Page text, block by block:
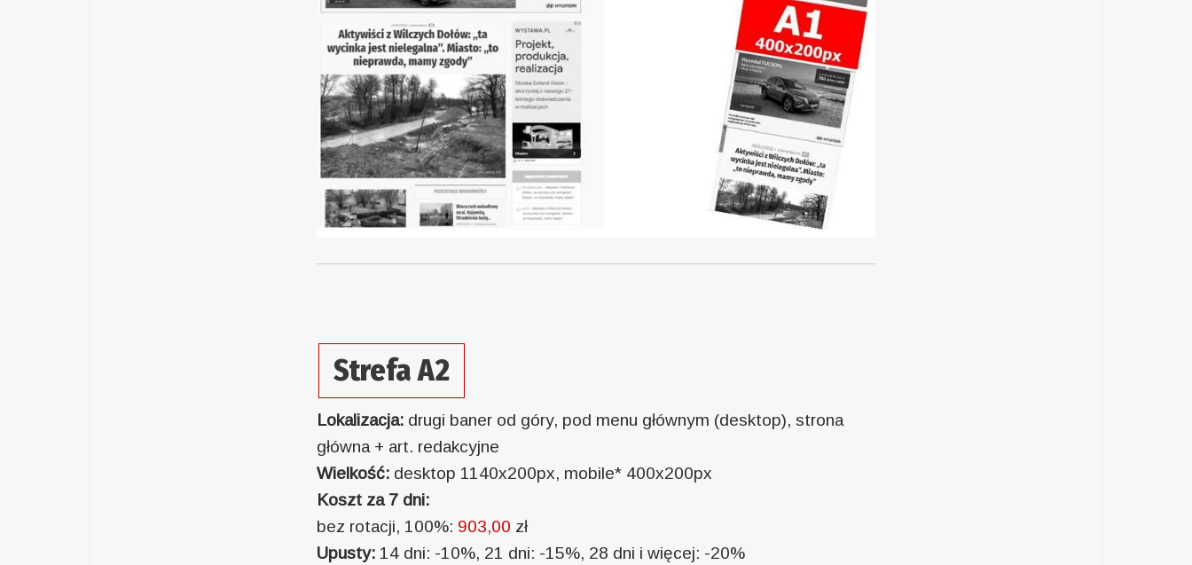
Strefa A2
Lokalizacja: drugi baner od góry, pod menu głównym (desktop), strona
główna + art. redakcyjne
Wielkość: desktop 1140x200px, mobile* 400x200px
Koszt za 7 dni:
bez rotacji, 100%: 903,00 zł
Upusty: 14 dni: -10%, 21 dni: -15%, 28 dni i więcej: -20%